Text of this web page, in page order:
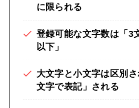
に限られる
登録可能な文字数は「3
以下」
大文字と小文字は区別
文字で表記」される